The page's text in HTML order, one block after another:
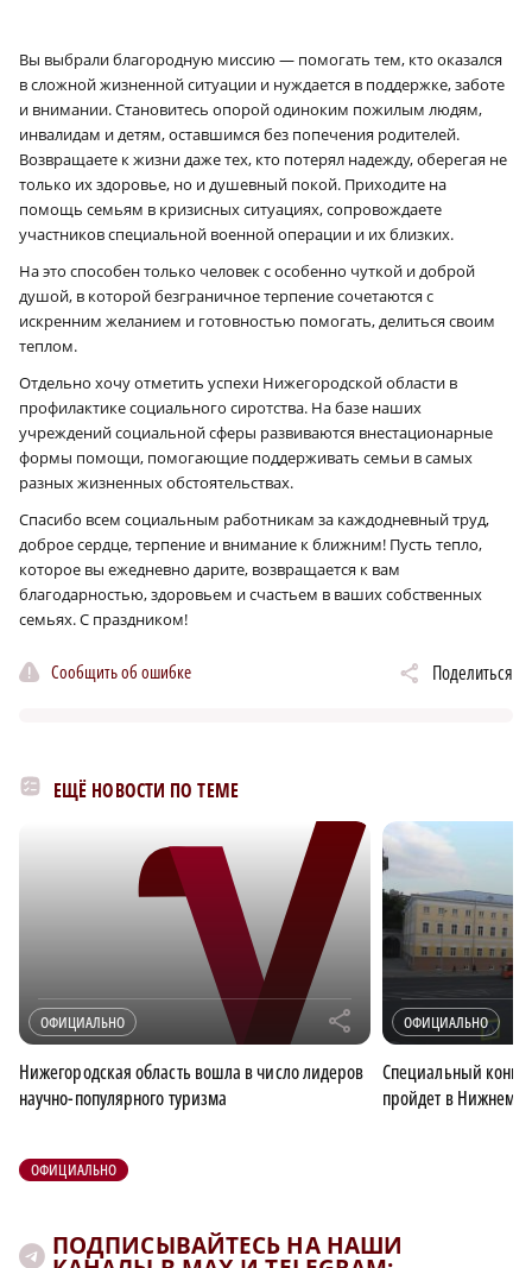
Вы выбрали благородную миссию — помогать тем, кто оказался
в сложной жизненной ситуации и нуждается в поддержке, заботе
и внимании. Становитесь опорой одиноким пожилым людям,
инвалидам и детям, оставшимся без попечения родителей.
Возвращаете к жизни даже тех, кто потерял надежду, оберегая не
только их здоровье, но и душевный покой. Приходите на
помощь семьям в кризисных ситуациях, сопровождаете
участников специальной военной операции и их близких.
На это способен только человек с особенно чуткой и доброй
душой, в которой безграничное терпение сочетаются с
искренним желанием и готовностью помогать, делиться своим
теплом.
Отдельно хочу отметить успехи Нижегородской области в
профилактике социального сиротства. На базе наших
учреждений социальной сферы развиваются внестационарные
формы помощи, помогающие поддерживать семьи в самых
разных жизненных обстоятельствах.
Спасибо всем социальным работникам за каждодневный труд,
доброе сердце, терпение и внимание к ближним! Пусть тепло,
которое вы ежедневно дарите, возвращается к вам
благодарностью, здоровьем и счастьем в ваших собственных
семьях. С праздником!
Сообщить об ошибке Поделиться
ЕЩЁ НОВОСТИ ПО ТЕМЕ
ОФИЦИАЛЬНО r
Нижегородская область вошла в число лидеров
научно-популярного туризма
ОФИЦИАЛЬНО
Специальный
пройдет в Нижнем
ОФИЦИАЛЬНО
ПОДПИСЫВАЙТЕСЬ НА НАШИ